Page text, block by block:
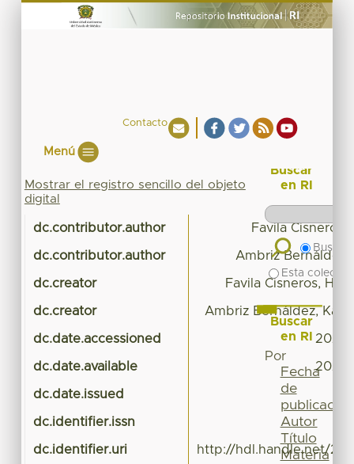
Contacto
Menú
Mostrar el registro sencillo del objeto
digital
dc.contributor.author Favila Cisneros,
dc.contributor.author Ambriz Bernáldez,
dc.creator Favila Cisneros,
dc.creator Ambriz Bernáldez,
dc.date.accessioned
dc.date.available
dc.date.issued
dc.identifier.issn
dc.identifier.uri http://hdl.handle.net/
Buscar
en RI
Buscar
Esta
Buscar
en RI
Por
Fecha
de
publicación
Autor
Título
Materia